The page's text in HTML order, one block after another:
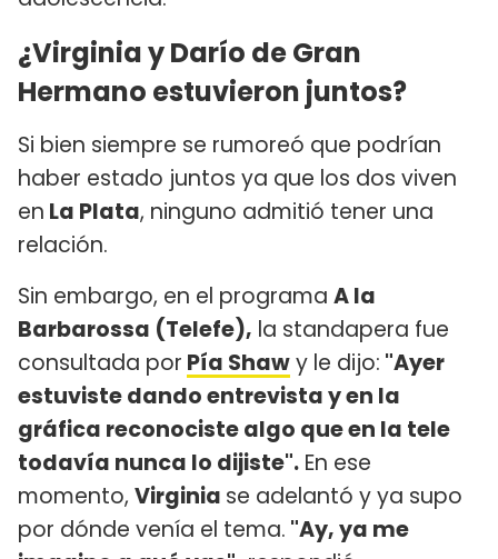
¿Virginia y Darío de Gran
Hermano estuvieron juntos?
Si bien siempre se rumoreó que podrían
haber estado juntos ya que los dos viven
en La Plata, ninguno admitió tener una
relación.
Sin embargo, en el programa A la
Barbarossa (Telefe), la standapera fue
consultada por Pía Shawy le dijo: "Ayer
estuviste dando entrevista y en la
gráfica reconociste algo que en la tele
todavía nunca lo dijiste". En ese
momento, Virginia se adelantó y ya supo
por dónde venía el tema. "Ay, ya me